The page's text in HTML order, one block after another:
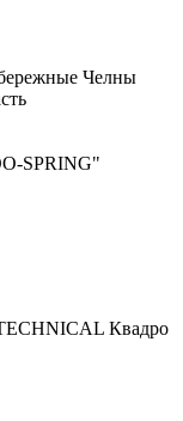
Челны
SPRING"
Квадро